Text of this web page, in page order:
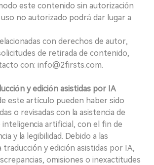
este contenido sin autorización
uso no autorizado podrá dar lugar a
con derechos de autor,
de retirada de contenido,
con: info@2firsts.com.
y edición asistidas por IA
este artículo pueden haber sido
o revisadas con la asistencia de
artificial, con el fin de
y la legibilidad. Debido a las
traducción y edición asistidas por IA,
omisiones o inexactitudes